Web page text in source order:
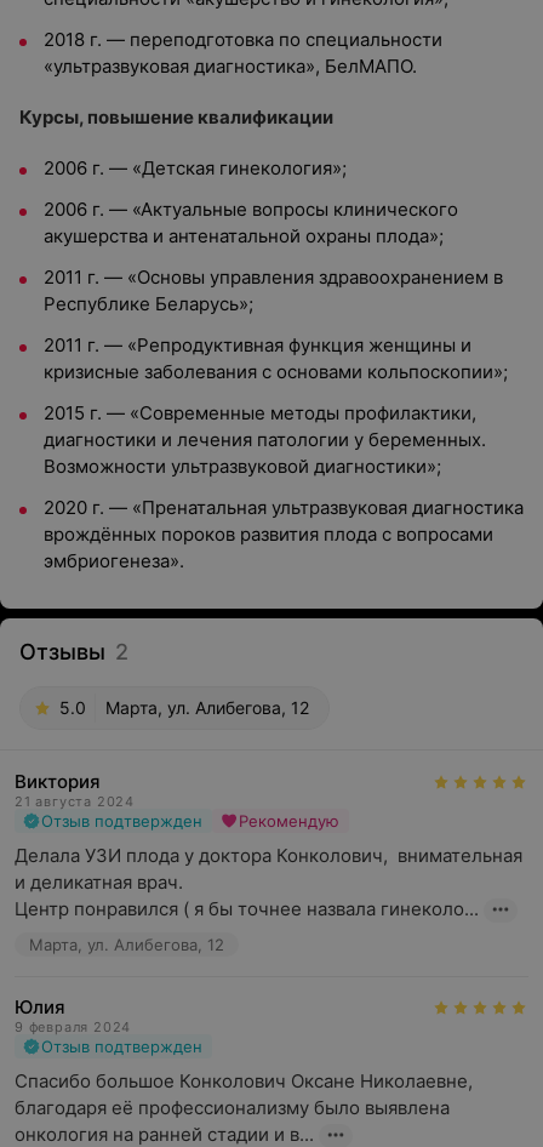
2018 г. — переподготовка по специальности
«ультразвуковая диагностика», БелМАПО.
Курсы, повышение квалификации
2006 г. — «Детская гинекология»;
2006 г. — «Актуальные вопросы клинического
акушерства и антенатальной охраны плода»;
2011 г. — «Основы управления здравоохранением в
Республике Беларусь»;
2011 г. — «Репродуктивная функция женщины и
кризисные заболевания с основами кольпоскопии»;
2015 г. — «Современные методы профилактики,
диагностики и лечения патологии у беременных.
Возможности ультразвуковой диагностики»;
2020 г. — «Пренатальная ультразвуковая диагностика
врождённых пороков развития плода с вопросами
эмбриогенеза».
Отзывы 2
5.0 Марта, ул. Алибегова, 12
Виктория
21 августа 2024
Отзыв подтвержден Рекомендую
Делала УЗИ плода у доктора Конколович,  внимательная
и деликатная врач.
Центр понравился ( я бы точнее назвала гинеколо...
Марта, ул. Алибегова, 12
Юлия
9 февраля 2024
Отзыв подтвержден
Спасибо большое Конколович Оксане Николаевне,
благодаря её профессионализму было выявлена
онкология на ранней стадии и в...